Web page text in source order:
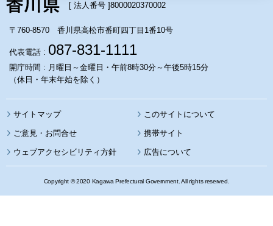
[ 法人番号 ]8000020370002
〒760-8570 香川県高松市番町四丁目1番10号
代表電話 : 087-831-1111
開庁時間 : 月曜日～金曜日・午前8時30分～午後5時15分
（休日・年末年始を除く）
サイトマップ このサイトについて
携帯サイト
ウェブアクセシビリティ方針 広告について
Copyright © 2020 Kagawa Prefectural Government. All rights reserved.